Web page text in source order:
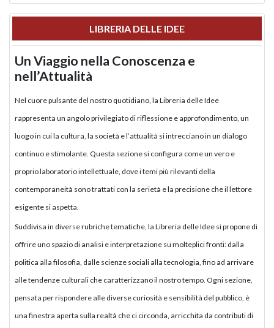
LIBRERIA DELLE IDEE
Un Viaggio nella Conoscenza e
nell’Attualità
Nel cuore pulsante del nostro quotidiano, la Libreria delle Idee
rappresenta un angolo privilegiato di riflessione e approfondimento, un
luogo in cui la cultura, la società e l’attualità si intrecciano in un dialogo
continuo e stimolante. Questa sezione si configura come un vero e
proprio laboratorio intellettuale, dove i temi più rilevanti della
contemporaneità sono trattati con la serietà e la precisione che il lettore
esigente si aspetta.
Suddivisa in diverse rubriche tematiche, la Libreria delle Idee si propone di
offrire uno spazio di analisi e interpretazione su molteplici fronti: dalla
politica alla filosofia, dalle scienze sociali alla tecnologia, fino ad arrivare
alle tendenze culturali che caratterizzano il nostro tempo. Ogni sezione,
pensata per rispondere alle diverse curiosità e sensibilità del pubblico, è
una finestra aperta sulla realtà che ci circonda, arricchita da contributi di